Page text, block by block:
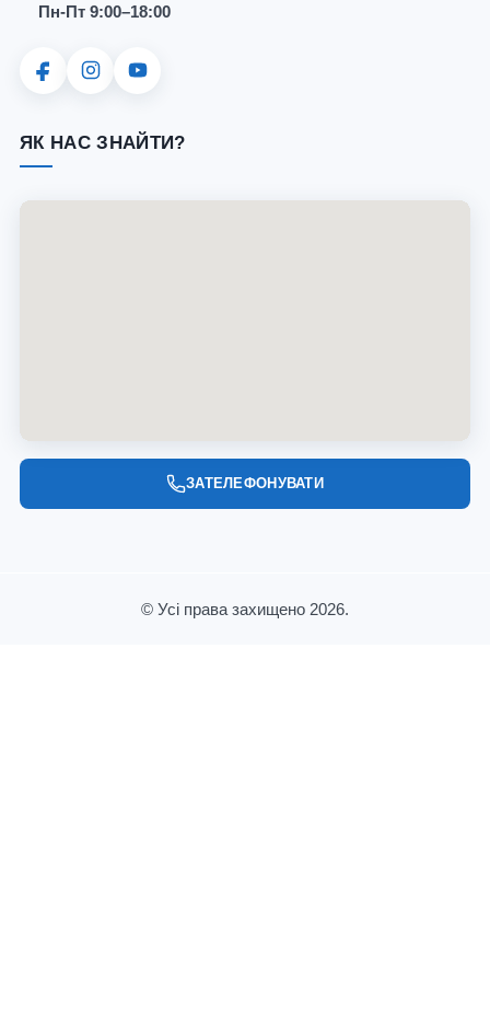
Пн-Пт 9:00–18:00
ЯК НАС ЗНАЙТИ?
ЗАТЕЛЕФОНУВАТИ
© Усі права захищено 2026.